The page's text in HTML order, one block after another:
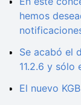
hemos
Se acabó el
11.2.6 y sólo
El nuevo